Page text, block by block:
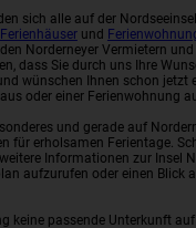
sich alle auf der
Ferienhäuserund
Norderneyer Vermietern
dass Sie durch uns Ihre
wünschen Ihnen schon jetzt
oder einer Ferienwohnung
und gerade auf
für erholsamen Ferientage.
weitere Informationen zur Insel
aufzurufen oder einen Blick
keine passende Unterkunft